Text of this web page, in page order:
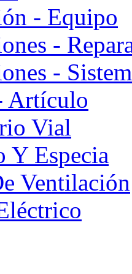
- Equipo
-
-
Artículo
Vial
Y Especia
Ventilación